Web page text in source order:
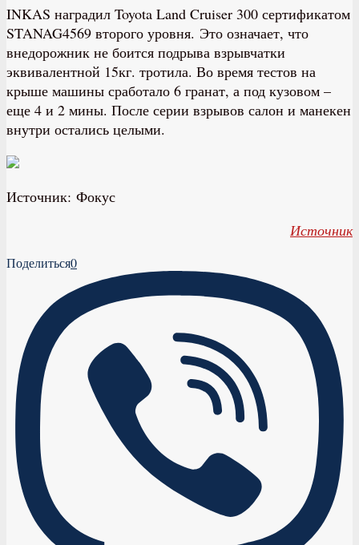
INKAS наградил Toyota Land Cruiser 300 сертификатом
STANAG4569 второго уровня. Это означает, что
внедорожник не боится подрыва взрывчатки
эквивалентной 15кг. тротила. Во время тестов на
крыше машины сработало 6 гранат, а под кузовом –
еще 4 и 2 мины. После серии взрывов салон и манекен
внутри остались целыми.
Источник: Фокус
Источник
Поделиться0